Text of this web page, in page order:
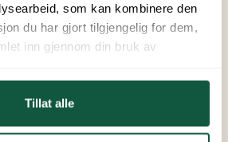
som kan kombinere den
du har gjort tilgjengelig for dem,
inn gjennom din bruk av
Tillat alle